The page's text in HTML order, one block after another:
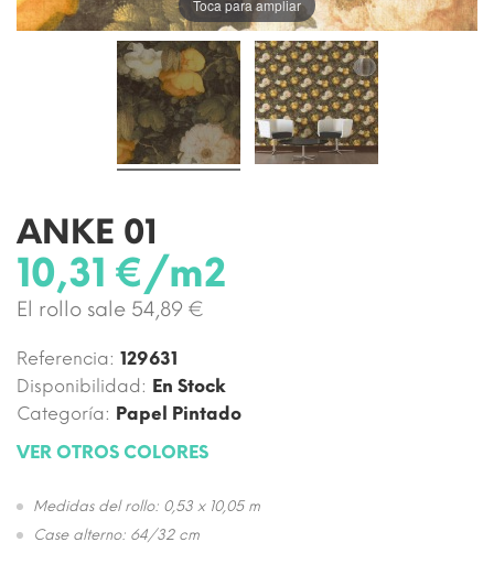
Toca para ampliar
ANKE 01
10,31 €/m2
El rollo sale 54,89 €
Referencia: 129631
Disponibilidad: En Stock
Categoría: Papel Pintado
VER OTROS COLORES
Medidas del rollo: 0,53 x 10,05 m
Case alterno: 64/32 cm